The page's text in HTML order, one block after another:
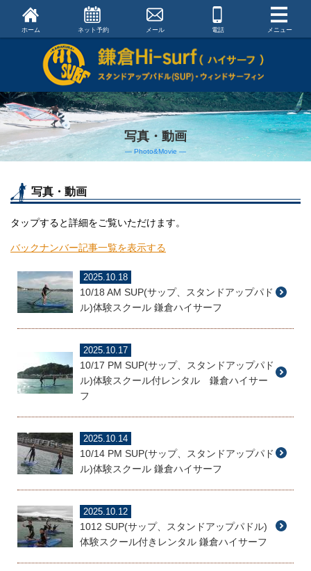
ホーム ネット予約 メール 電話 メニュー
写真・動画
― Photo&Movie ―
写真・動画
タップすると詳細をご覧いただけます。
バックナンバー記事一覧を表示する
2025.10.18
10/18 AM SUP(サップ、スタンドアップパド
ル)体験スクール 鎌倉ハイサーフ
2025.10.17
10/17 PM SUP(サップ、スタンドアップパド
ル)体験スクール付レンタル 鎌倉ハイサー
フ
2025.10.14
10/14 PM SUP(サップ、スタンドアップパド
ル)体験スクール 鎌倉ハイサーフ
2025.10.12
1012 SUP(サップ、スタンドアップパドル)
体験スクール付きレンタル 鎌倉ハイサーフ